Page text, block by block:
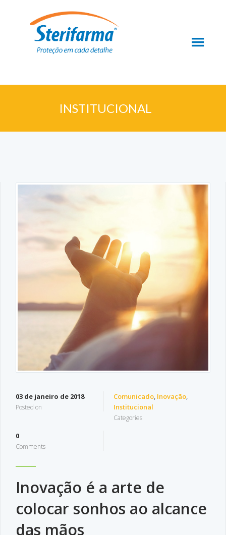
INSTITUCIONAL
03 de janeiro de 2018
Posted on
Comunicado, Inovação,
Institucional
Categories
0
Comments
Inovação é a arte de
colocar sonhos ao alcance
das mãos